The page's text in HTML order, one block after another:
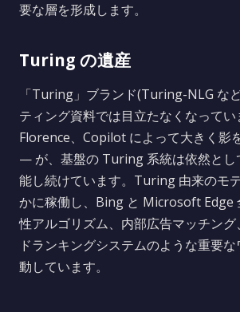
要な層を形成します。
Turing の遺産
「Turing」ブランド(Turing-NLG な
ティング資料では目立たなくなってい
Florence、Copilot によって大きく影
— が、基盤の Turing 系統は依然とし
能し続けています。Turing 由来のモ
かに稼働し、Bing と Microsoft Edge
性アルゴリズム、内部広告マッチン
ドランキングシステムのような重要
動しています。